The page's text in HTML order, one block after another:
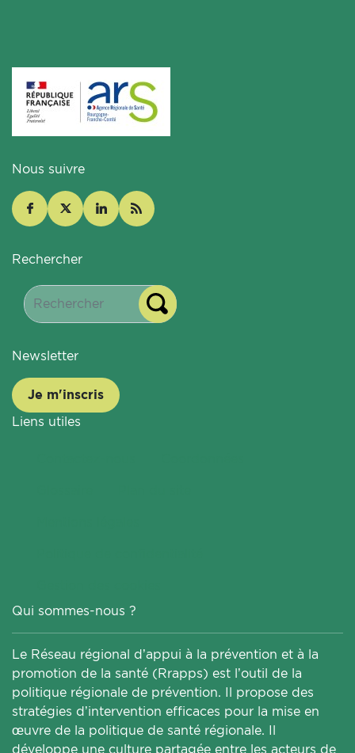
Nous suivre
Rechercher
Newsletter
Je m'inscris
Liens utiles
Qui sommes-nous ?
Le Réseau régional d’appui à la prévention et à la
promotion de la santé (Rrapps) est l’outil de la
politique régionale de prévention. Il propose des
stratégies d’intervention efficaces pour la mise en
œuvre de la politique de santé régionale. Il
développe une culture partagée entre les acteurs de